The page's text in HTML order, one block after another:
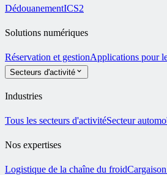
DédouanementICS2
Solutions numériques
Réservation et gestionApplications pour
Secteurs d'activité
Industries
Tous les secteurs d'activitéSecteur
Nos expertises
Logistique de la chaîne du froid